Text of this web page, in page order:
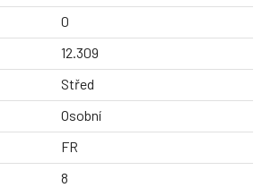
0
12.309
Střed
Osobní
FR
8